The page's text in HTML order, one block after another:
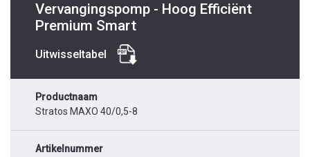
Vervangingspomp - Hoog Efficiënt
Premium Smart
Uitwisseltabel
Productnaam
Stratos MAXO 40/0,5-8
Artikelnummer